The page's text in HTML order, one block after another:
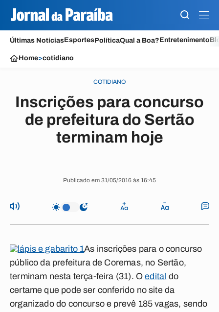
Últimas NotíciasEsportesPolíticaQual a Boa?Entretenimento
Home>cotidiano
COTIDIANO
Inscrições para concurso
de prefeitura do Sertão
terminam hoje
Publicado em 31/05/2016 às 16:45
As inscrições para o concurso
público da prefeitura de Coremas, no Sertão,
terminam nesta terça-feira (31). Oedital do
certame que pode ser conferido no site da
organizado do concurso e prevê 185 vagas, sendo